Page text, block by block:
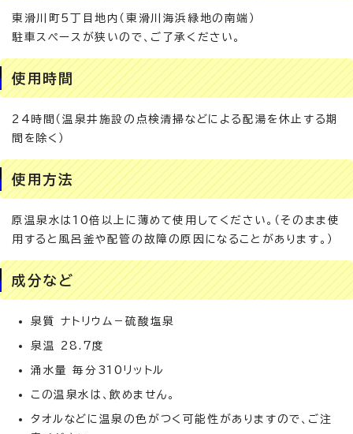
東滑川町5丁目地内（東滑川海浜緑地の南端）
駐車スペースが狭いので、ご了承ください。
使用時間
24時間（温泉井施設の点検清掃などによる配湯を休止する期
間を除く）
使用方法
原温泉水は10倍以上に薄めて使用してください。（そのまま使
用すると風呂釜や配管の故障の原因になることがあります。）
成分など
泉質 ナトリウム－硫酸塩泉
泉温 28.7度
涌水量 毎分310リットル
この温泉水は、飲めません。
タオルなどに温泉の色がつく可能性がありますので、ご注